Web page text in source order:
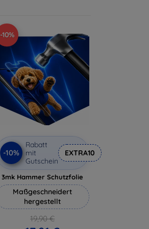
-10%
-10%
Rabatt
mit
Gutschein
EXTRA10
3mk Hammer Schutzfolie
Maßgeschneidert
hergestellt
19,90 €